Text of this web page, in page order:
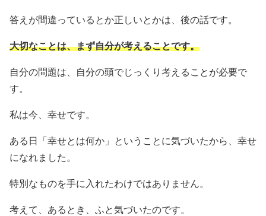
答えが間違っているとか正しいとかは、後の話です。
大切なことは、まず自分が考えることです。
自分の問題は、自分の頭でじっくり考えることが必要で
す。
私は今、幸せです。
ある日「幸せとは何か」ということに気づいたから、幸せ
になれました。
特別なものを手に入れたわけではありません。
考えて、あるとき、ふと気づいたのです。